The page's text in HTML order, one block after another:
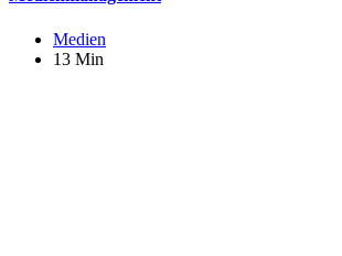
Medien
13 Min